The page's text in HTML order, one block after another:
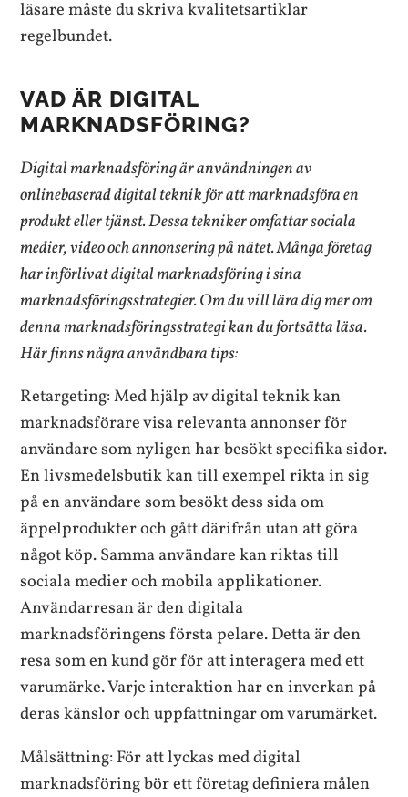
läsare måste du skriva kvalitetsartiklar
regelbundet.
VAD ÄR DIGITAL
MARKNADSFÖRING?
Digital marknadsföring är användningen av
onlinebaserad digital teknik för att marknadsföra en
produkt eller tjänst. Dessa tekniker omfattar sociala
medier, video och annonsering på nätet. Många företag
har införlivat digital marknadsföring i sina
marknadsföringsstrategier. Om du vill lära dig mer om
denna marknadsföringsstrategi kan du fortsätta läsa.
Här finns några användbara tips:
Retargeting: Med hjälp av digital teknik kan
marknadsförare visa relevanta annonser för
användare som nyligen har besökt specifika sidor.
En livsmedelsbutik kan till exempel rikta in sig
på en användare som besökt dess sida om
äppelprodukter och gått därifrån utan att göra
något köp. Samma användare kan riktas till
sociala medier och mobila applikationer.
Användarresan är den digitala
marknadsföringens första pelare. Detta är den
resa som en kund gör för att interagera med ett
varumärke. Varje interaktion har en inverkan på
deras känslor och uppfattningar om varumärket.
Målsättning: För att lyckas med digital
marknadsföring bör ett företag definiera målen